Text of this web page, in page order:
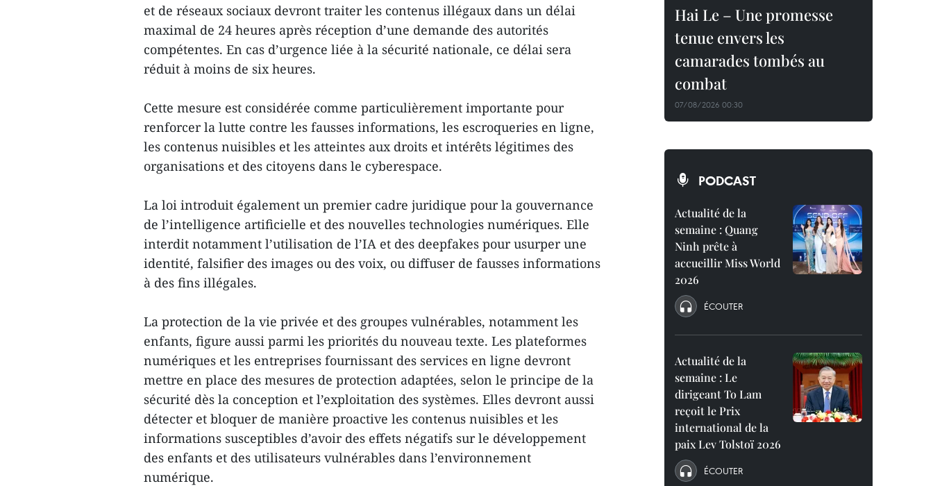
et de réseaux sociaux devront traiter les contenus illégaux dans un délai
maximal de 24 heures après réception d’une demande des autorités
compétentes. En cas d’urgence liée à la sécurité nationale, ce délai sera
réduit à moins de six heures.
Cette mesure est considérée comme particulièrement importante pour
renforcer la lutte contre les fausses informations, les escroqueries en ligne,
les contenus nuisibles et les atteintes aux droits et intérêts légitimes des
organisations et des citoyens dans le cyberespace.
La loi introduit également un premier cadre juridique pour la gouvernance
de l’intelligence artificielle et des nouvelles technologies numériques. Elle
interdit notamment l’utilisation de l’IA et des deepfakes pour usurper une
identité, falsifier des images ou des voix, ou diffuser de fausses informations
à des fins illégales.
La protection de la vie privée et des groupes vulnérables, notamment les
enfants, figure aussi parmi les priorités du nouveau texte. Les plateformes
numériques et les entreprises fournissant des services en ligne devront
mettre en place des mesures de protection adaptées, selon le principe de la
sécurité dès la conception et l’exploitation des systèmes. Elles devront aussi
détecter et bloquer de manière proactive les contenus nuisibles et les
informations susceptibles d’avoir des effets négatifs sur le développement
des enfants et des utilisateurs vulnérables dans l’environnement
numérique.
Hai Le – Une promesse
tenue envers les
camarades tombés au
combat
07/08/2026 00:30
PODCAST
Actualité de la
semaine : Quang
Ninh prête à
accueillir Miss World
2026
ÉCOUTER
Actualité de la
semaine : Le
dirigeant To Lam
reçoit le Prix
international de la
paix Lev Tolstoï 2026
ÉCOUTER